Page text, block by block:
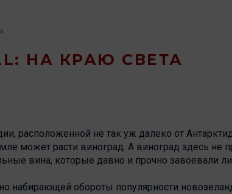
НА КРАЮ СВЕТА
расположенной не так уж далеко от
может расти виноград. А виноград здесь не
вина, которые давно и прочно завоевали
набирающей обороты популярности